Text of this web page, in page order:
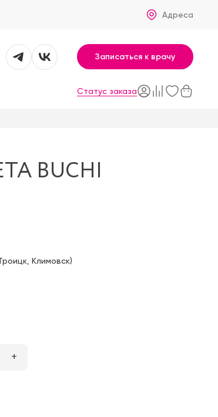
Адреса
Записаться к врачу
Статус заказа
BUCHI
, Климовск)
+